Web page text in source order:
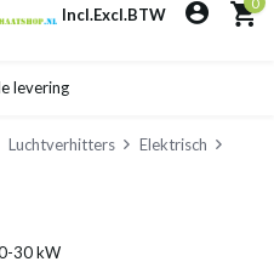
Incl.Excl.BTW
levering
Luchtverhitters
Elektrisch
30 kW